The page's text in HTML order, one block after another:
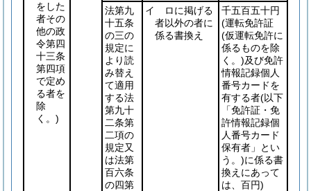
をした
者その
他の政
令第四
十三条
第四項
で定め
る者を
除
く。)
法第九
十五条
の三の
規定に
より読
み替え
て適用
する法
第九十
二条第
二項の
規定又
は法第
百六条
の四第
イ ロに掲げる
者以外の者に
係る書換え
千五百五十円
(運転免許証
(仮運転免許に
係るものを除
く。)及び免許
情報記録個人
番号カードを
有する者(以下
「免許証・免
許情報記録個
人番号カード
保有者」とい
う。)に係る書
換えにあって
は、百円)